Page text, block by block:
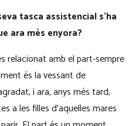
tasca assistencial s’ha
ara més enyora?
relacionat amb el part-sempre
és la vessant de
i ara, anys més tard,
a les filles d’aquelles mares